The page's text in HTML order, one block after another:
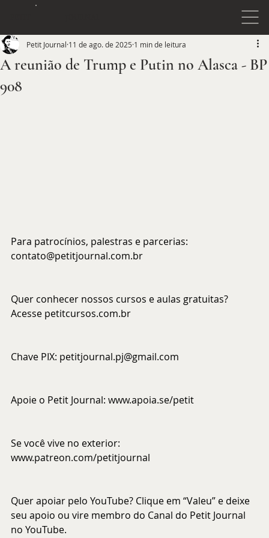
A reunião de Trump e Putin no Alasca - BP
908
Petit Journal 11 de ago. de 2025 1 min de leitura
Para patrocínios, palestras e parcerias:
contato@petitjournal.com.br
Quer conhecer nossos cursos e aulas gratuitas?
Acesse petitcursos.com.br
Chave PIX: petitjournal.pj@gmail.com
Apoie o Petit Journal: www.apoia.se/petit
Se você vive no exterior:
www.patreon.com/petitjournal
Quer apoiar pelo YouTube? Clique em “Valeu” e deixe
seu apoio ou vire membro do Canal do Petit Journal
no YouTube.